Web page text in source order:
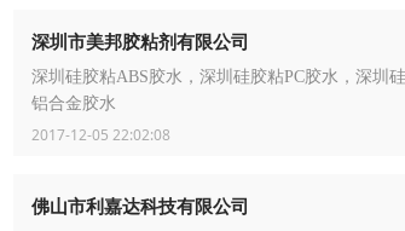
深圳市美邦胶粘剂有限公司
深圳硅胶粘ABS胶水，深圳硅胶粘PC胶水，深圳
铝合金胶水
2017-12-05 22:02:08
佛山市利嘉达科技有限公司